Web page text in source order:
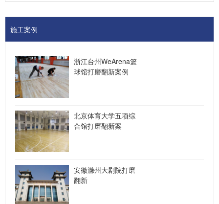
施工案例
浙江台州WeArena篮
球馆打磨翻新案例
北京体育大学五项综
合馆打磨翻新案
安徽滁州大剧院打磨
翻新